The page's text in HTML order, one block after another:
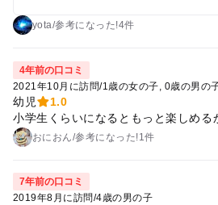
yota/参考に なった!4件
4年前の口コミ
2021年10月に訪問/1歳の女の子 0歳の男の
幼児
1.0
小学生くらいになるともっと楽しめる
おにおん/参考に なった!1件
7年前の口コミ
2019年8月に訪問/4歳の男の子